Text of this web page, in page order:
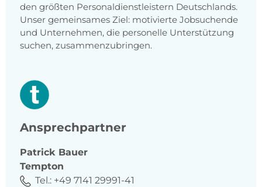
den größten Personaldienstleistern Deutschlands.
Unser gemeinsames Ziel: motivierte Jobsuchende
und Unternehmen, die personelle Unterstützung
suchen, zusammenzubringen.
Ansprechpartner
Patrick Bauer
Tempton
Tel.: +49 7141 29991-41